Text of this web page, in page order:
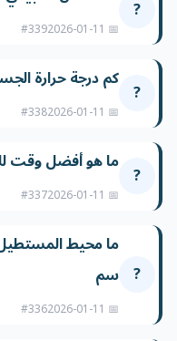
?
📅 2026-01-11
#339
? كم درجة حرارة
📅 2026-01-11
#338
? ما هو أفضل وقت
📅 2026-01-11
#337
? سم
📅 2026-01-11
#336